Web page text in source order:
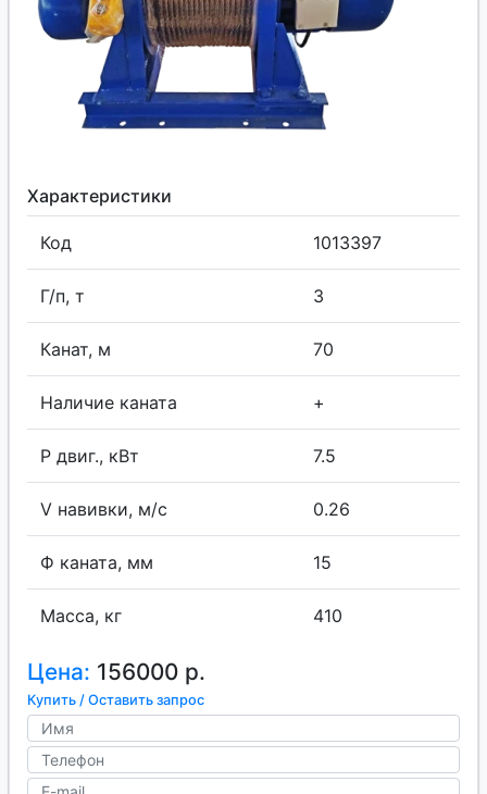
Характеристики
Код 1013397
Г/п, т 3
Канат, м 70
Наличие каната +
P двиг., кВт 7.5
V навивки, м/с 0.26
Ф каната, мм 15
Масса, кг 410
Цена: 156000 р.
Купить / Оставить запрос